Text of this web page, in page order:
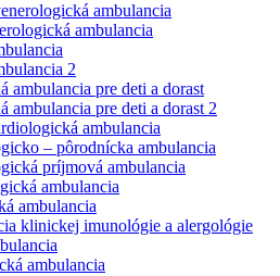
ambulancia
ambulancia
2
ambulancia pre deti a dorast
ambulancia pre deti a dorast 2
ambulancia
– pôrodnícka ambulancia
príjmová ambulancia
ambulancia
ambulancia
klinickej imunológie a alergológie
ambulancia